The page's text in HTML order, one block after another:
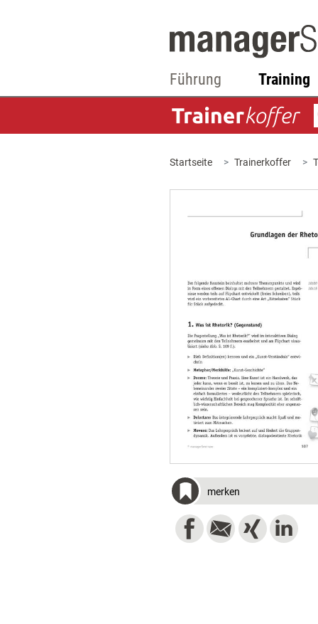
Führung Training
Startseite Trainerkoffer
merken